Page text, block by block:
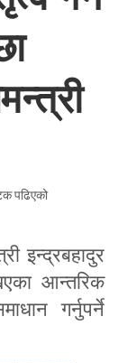
पढिएको
इन्द्रबहादुर
आन्तरिक
गर्नुपर्ने